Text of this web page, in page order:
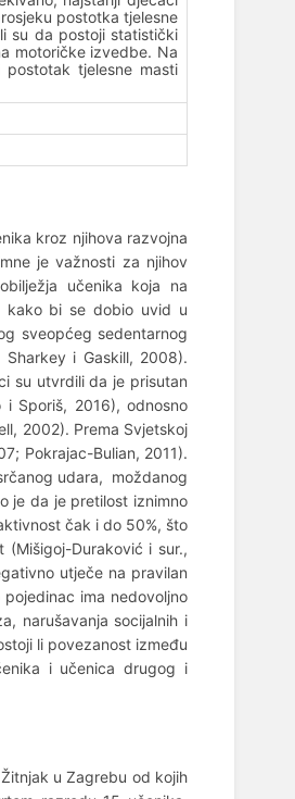
postotka tjelesne
su da postoji statistički
motoričke izvedbe. Na
tjelesne masti
kroz njihova razvojna
je važnosti za njihov
učenika koja na
kako bi se dobio uvid u
sveopćeg sedentarnog
i Gaskill, 2008).
su utvrdili da je prisutan
Sporiš, 2016), odnosno
2002). Prema Svjetskoj
Pokrajac-Bulian, 2011).
udara, moždanog
je da je pretilost iznimno
čak i do 50%, što
Duraković i sur.,
utječe na pravilan
ima nedovoljno
narušavanja socijalnih i
li povezanost između
i učenica drugog i
u Zagrebu od kojih